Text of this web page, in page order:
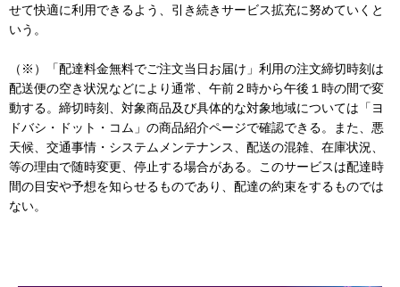
せて快適に利用できるよう、引き続きサービス拡充に努めていくと
いう。
（※）「配達料金無料でご注文当日お届け」利用の注文締切時刻は
配送便の空き状況などにより通常、午前２時から午後１時の間で変
動する。締切時刻、対象商品及び具体的な対象地域については「ヨ
ドバシ・ドット・コム」の商品紹介ページで確認できる。また、悪
天候、交通事情・システムメンテナンス、配送の混雑、在庫状況、
等の理由で随時変更、停止する場合がある。このサービスは配達時
間の目安や予想を知らせるものであり、配達の約束をするものでは
ない。